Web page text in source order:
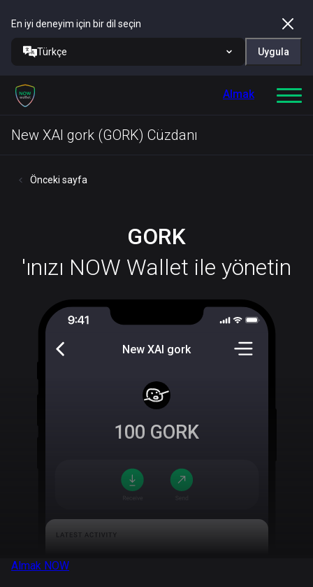
En iyi deneyim için bir dil seçin
Türkçe Uygula
Almak
New XAI gork (GORK) Cüzdanı
Önceki sayfa
GORK
'ınızı NOW Wallet ile yönetin
New XAI gork
100 GORK
Almak NOW